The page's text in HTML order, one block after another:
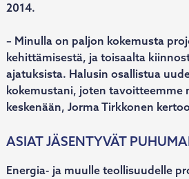
2014.
– Minulla on paljon kokemusta
kehittämisestä, ja toisaalta
ajatuksista. Halusin osallistua
kokemustani, joten tavoitteemme
keskenään, Jorma Tirkkonen
ASIAT JÄSENTYVÄT
Energia- ja muulle teollisuudelle